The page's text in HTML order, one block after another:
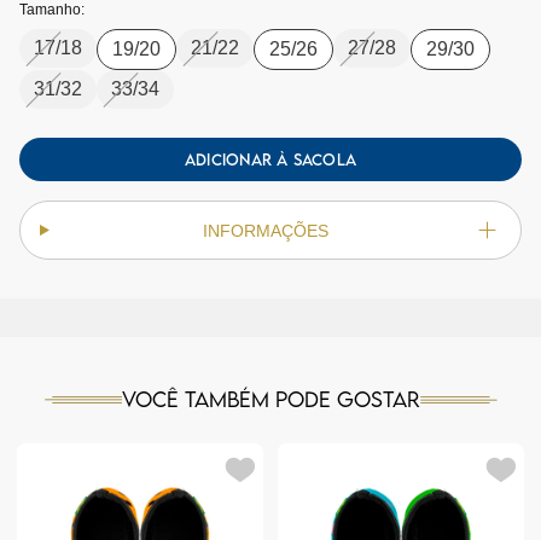
Tamanho:
17/18 19/20 21/22 25/26 27/28
29/30
31/32
33/34
ADICIONAR À SACOLA
INFORMAÇÕES
Você também pode gostar